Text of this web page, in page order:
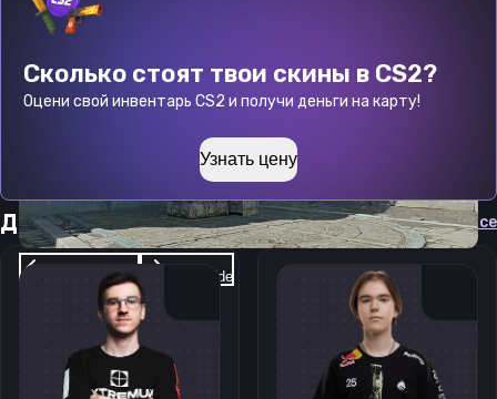
Previous slide Next slide
Сколько стоят твои скины в CS2?
Оцени свой инвентарь CS2 и получи деньги на карту!
Узнать цену
Другие прицелы Cмотреть все